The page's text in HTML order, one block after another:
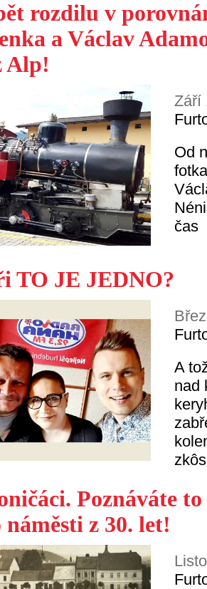
rozdilu v
a Václav
Alp!
Září
Od
čas
TO JE JEDNO?
A
nad
Poznáváte
z 30. let!